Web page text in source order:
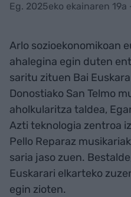
Eg. 2025eko ekainaren 19a
Arlo sozioekonomikoan
ahalegina egin duten
saritu zituen Bai
Donostiako San Telmo
aholkularitza taldea,
Azti teknologia zentroa
Pello Reparaz
saria jaso zuen.
Euskarari elkarteko
egin zioten.